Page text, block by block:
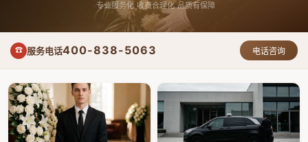
专业服务化 收费合理化 品质有保障
☎ 服务电话400-838-5063 电话咨询